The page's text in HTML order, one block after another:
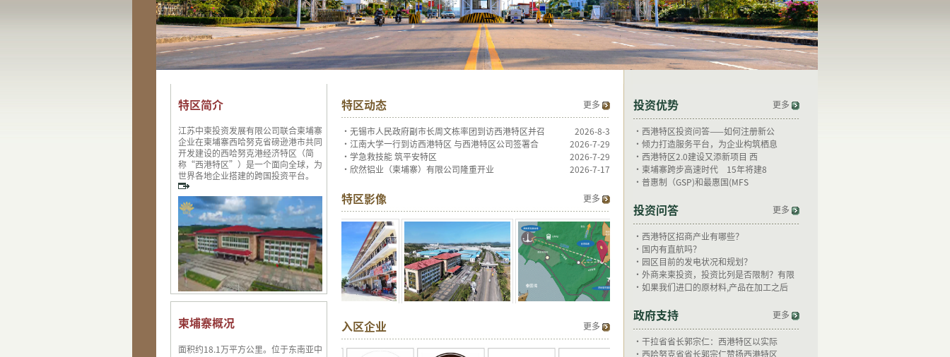
特区简介
江苏中柬投资发展有限公司联合柬埔寨
企业在柬埔寨西哈努克省磅逊港市共同
开发建设的西哈努克港经济特区（简
称“西港特区”）是一个面向全球，为
世界各地企业搭建的跨国投资平台。
柬埔寨概况
面积约18.1万平方公里。位于东南亚中
特区动态 更多
· 无锡市人民政府副市长周文栋率团到访西港特区并召
2026-8-3
· 江南大学一行到访西港特区 与西港特区公司签署合
2026-7-29
· 学急救技能 筑平安特区
2026-7-29
· 欣然铝业（柬埔寨）有限公司隆重开业 2026-7-17
特区影像 更多
入区企业 更多
投资优势 更多
· 西港特区投资问答——如何注册新公
· 倾力打造服务平台，为企业构筑栖息
· 西港特区2.0建设又添新项目 西
· 柬埔寨跨步高速时代 15年将建8
· 普惠制（GSP)和最惠国(MFS
投资问答 更多
· 西港特区招商产业有哪些？
· 国内有直航吗？
· 园区目前的发电状况和规划？
· 外商来柬投资，投资比列是否限制？有限
· 如果我们进口的原材料,产品在加工之后
政府支持 更多
· 干拉省省长郭宗仁：西港特区以实际
· 西哈努克省省长郭宗仁赞扬西港特区